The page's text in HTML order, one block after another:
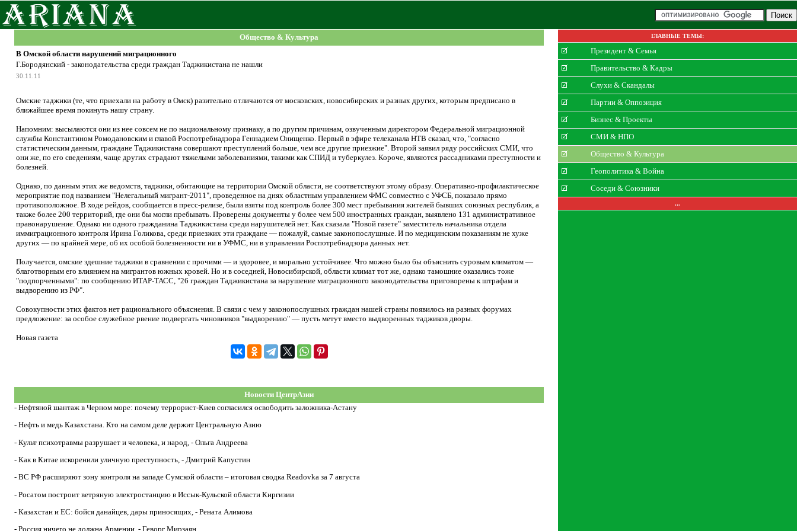
Общество & Культура
В Омской области нарушений миграционного
Г.Бородянский - законодательства среди граждан Таджикистана не нашли
30.11.11
Омские таджики (те, что приехали на работу в Омск) разительно отличаются от московских, новосибирских и разных других, которым предписано в
ближайшее время покинуть нашу страну.
Напомним: высылаются они из нее совсем не по национальному признаку, а по другим причинам, озвученным директором Федеральной миграционной
службы Константином Ромодановским и главой Роспотребнадзора Геннадием Онищенко. Первый в эфире телеканала НТВ сказал, что, "согласно
статистическим данным, граждане Таджикистана совершают преступлений больше, чем все другие приезжие". Второй заявил ряду российских СМИ, что
они же, по его сведениям, чаще других страдают тяжелыми заболеваниями, такими как СПИД и туберкулез. Короче, являются рассадниками преступности и
болезней.
Однако, по данным этих же ведомств, таджики, обитающие на территории Омской области, не соответствуют этому образу. Оперативно-профилактическое
мероприятие под названием "Нелегальный мигрант-2011", проведенное на днях областным управлением ФМС совместно с УФСБ, показало прямо
противоположное. В ходе рейдов, сообщается в пресс-релизе, были взяты под контроль более 300 мест пребывания жителей бывших союзных республик, а
также более 200 территорий, где они бы могли пребывать. Проверены документы у более чем 500 иностранных граждан, выявлено 131 административное
правонарушение. Однако ни одного гражданина Таджикистана среди нарушителей нет. Как сказала "Новой газете" заместитель начальника отдела
иммиграционного контроля Ирина Голикова, среди приезжих эти граждане — пожалуй, самые законопослушные. И по медицинским показаниям не хуже
других — по крайней мере, об их особой болезненности ни в УФМС, ни в управлении Роспотребнадзора данных нет.
Получается, омские здешние таджики в сравнении с прочими — и здоровее, и морально устойчивее. Что можно было бы объяснить суровым климатом —
благотворным его влиянием на мигрантов южных кровей. Но и в соседней, Новосибирской, области климат тот же, однако тамошние оказались тоже
"подпорченными": по сообщению ИТАР-ТАСС, "26 граждан Таджикистана за нарушение миграционного законодательства приговорены к штрафам и
выдворению из РФ".
Совокупности этих фактов нет рационального объяснения. В связи с чем у законопослушных граждан нашей страны появилось на разных форумах
предложение: за особое служебное рвение подвергать чиновников "выдворению" — пусть метут вместо выдворенных таджиков дворы.
Новая газета
Новости ЦентрАзии
- Нефтяной шантаж в Черном море: почему террорист-Киев согласился освободить заложника-Астану
- Нефть и медь Казахстана. Кто на самом деле держит Центральную Азию
- Культ психотравмы разрушает и человека, и народ, - Ольга Андреева
- Как в Китае искоренили уличную преступность, - Дмитрий Капустин
- ВС РФ расширяют зону контроля на западе Сумской области – итоговая сводка Readovka за 7 августа
- Росатом построит ветряную электростанцию в Иссык-Кульской области Киргизии
- Казахстан и ЕС: бойся данайцев, дары приносящих, - Рената Алимова
- Россия ничего не должна Армении, - Геворг Мирзаян
ГЛАВНЫЕ ТЕМЫ:
Президент & Семья
Правительство & Кадры
Слухи & Скандалы
Партии & Оппозиция
Бизнес & Проекты
СМИ & НПО
Общество & Культура
Геополитика & Война
Соседи & Союзники
...